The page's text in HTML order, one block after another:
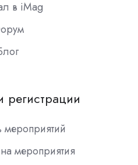
в iMag
мероприятия